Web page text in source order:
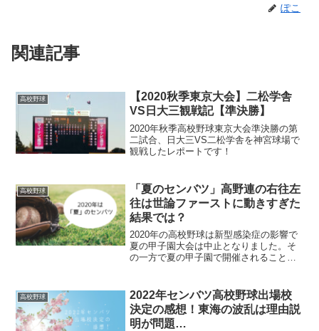
ぽこ
関連記事
高校野球
【2020秋季東京大会】二松学舎
VS日大三観戦記【準決勝】
2020年秋季高校野球東京大会準決勝の第
二試合、日大三VS二松学舎を神宮球場で
観戦したレポートです！
高校野球
「夏のセンバツ」高野連の右往左
往は世論ファーストに動きすぎた
結果では？
2020年の高校野球は新型感染症の影響で
夏の甲子園大会は中止となりました。そ
の一方で夏の甲子園で開催されることに
ったので記事にしてみました。
高校野球
2022年センバツ高校野球出場校
決定の感想！東海の波乱は理由説
明が問題…